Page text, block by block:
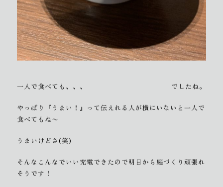
一人で食べても、、、 でしたね。
やっぱり『うまい！』って伝えれる人が横にいないと一人で
食べてもね〜
うまいけどさ(笑)
そんなこんなでいい充電できたので明日から庭づくり頑張れ
そうです！